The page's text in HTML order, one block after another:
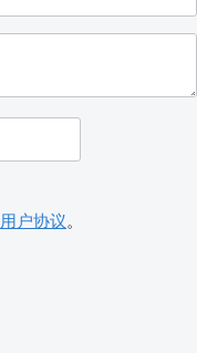
用户协议。